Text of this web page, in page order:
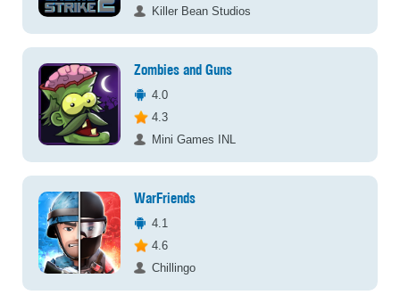
Killer Bean Studios
Zombies and Guns
4.0
4.3
Mini Games INL
WarFriends
4.1
4.6
Chillingo